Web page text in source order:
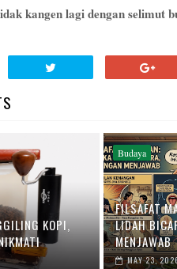
kangen lagi dengan selimut
KOPI,
Budaya
FILSAFAT
LIDAH
MENJAWAB
MAY 23,